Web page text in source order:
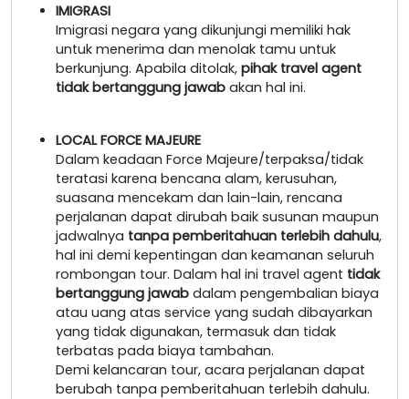
IMIGRASI
Imigrasi negara yang dikunjungi memiliki hak
untuk menerima dan menolak tamu untuk
berkunjung. Apabila ditolak, pihak travel agent
tidak bertanggung jawab akan hal ini.
LOCAL FORCE MAJEURE
Dalam keadaan Force Majeure/terpaksa/tidak
teratasi karena bencana alam, kerusuhan,
suasana mencekam dan lain-lain, rencana
perjalanan dapat dirubah baik susunan maupun
jadwalnya tanpa pemberitahuan terlebih dahulu,
hal ini demi kepentingan dan keamanan seluruh
rombongan tour. Dalam hal ini travel agent tidak
bertanggung jawab dalam pengembalian biaya
atau uang atas service yang sudah dibayarkan
yang tidak digunakan, termasuk dan tidak
terbatas pada biaya tambahan.
Demi kelancaran tour, acara perjalanan dapat
berubah tanpa pemberitahuan terlebih dahulu.